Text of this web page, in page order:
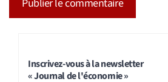
Inscrivez-vous à la newsletter
« Journal de l'économie »